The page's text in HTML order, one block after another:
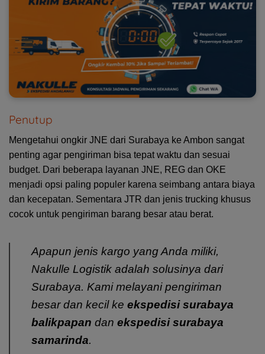
Penutup
Mengetahui ongkir JNE dari Surabaya ke Ambon sangat
penting agar pengiriman bisa tepat waktu dan sesuai
budget. Dari beberapa layanan JNE, REG dan OKE
menjadi opsi paling populer karena seimbang antara biaya
dan kecepatan. Sementara JTR dan jenis trucking khusus
cocok untuk pengiriman barang besar atau berat.
Apapun jenis kargo yang Anda miliki,
Nakulle Logistik adalah solusinya dari
Surabaya. Kami melayani pengiriman
besar dan kecil ke ekspedisi surabaya
balikpapan dan ekspedisi surabaya
samarinda.